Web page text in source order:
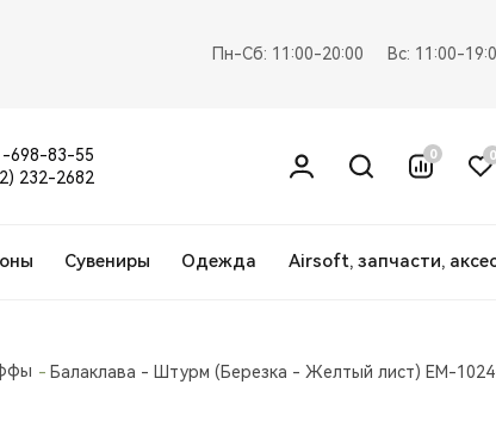
Пн-Сб: 11:00-20:00 Вс: 11:00-
698-83-55
232-2682
0 0
Сувениры Одежда Airsoft, запчасти,
Балаклава - Штурм (Березка - Желтый лист) EM-